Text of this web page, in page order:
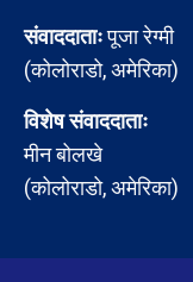
संवाददाताःपूजा रेग्मी
(कोलोराडो, अमेरिका)
विशेष संवाददाताः
मीन बोलखे
(कोलोराडो, अमेरिका)